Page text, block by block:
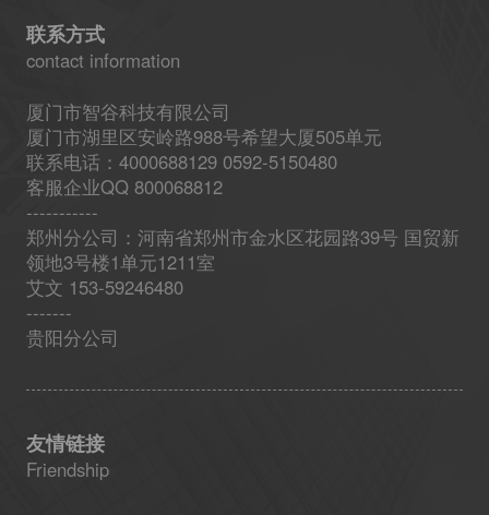
联系方式
contact information
厦门市智谷科技有限公司
厦门市湖里区安岭路988号希望大厦505单元
联系电话：4000688129 0592-5150480
客服企业QQ 800068812
-----------
郑州分公司：河南省郑州市金水区花园路39号 国贸新
领地3号楼1单元1211室
艾文 153-59246480
-------
贵阳分公司
友情链接
Friendship